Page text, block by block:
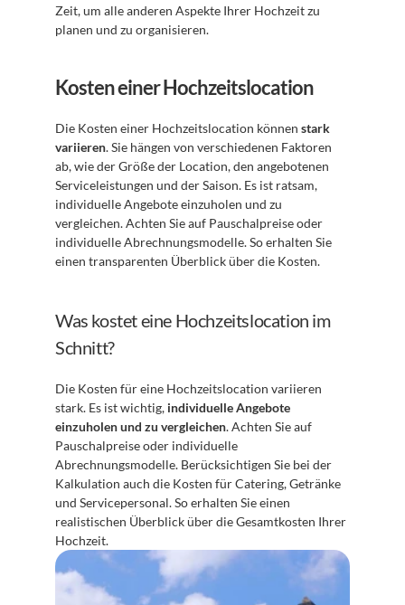
Zeit, um alle anderen Aspekte Ihrer Hochzeit zu
planen und zu organisieren.
Kosten einer Hochzeitslocation
Die Kosten einer Hochzeitslocation können stark
variieren. Sie hängen von verschiedenen Faktoren
ab, wie der Größe der Location, den angebotenen
Serviceleistungen und der Saison. Es ist ratsam,
individuelle Angebote einzuholen und zu
vergleichen. Achten Sie auf Pauschalpreise oder
individuelle Abrechnungsmodelle. So erhalten Sie
einen transparenten Überblick über die Kosten.
Was kostet eine Hochzeitslocation im
Schnitt?
Die Kosten für eine Hochzeitslocation variieren
stark. Es ist wichtig, individuelle Angebote
einzuholen und zu vergleichen. Achten Sie auf
Pauschalpreise oder individuelle
Abrechnungsmodelle. Berücksichtigen Sie bei der
Kalkulation auch die Kosten für Catering, Getränke
und Servicepersonal. So erhalten Sie einen
realistischen Überblick über die Gesamtkosten Ihrer
Hochzeit.